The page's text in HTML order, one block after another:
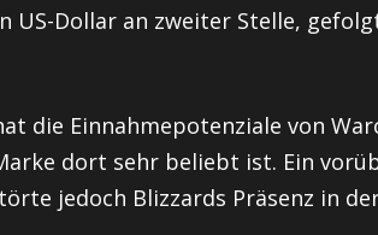
US-Dollar an zweiter Stelle,
die Einnahmepotenziale von
dort sehr beliebt ist. Ein
jedoch Blizzards Präsenz in